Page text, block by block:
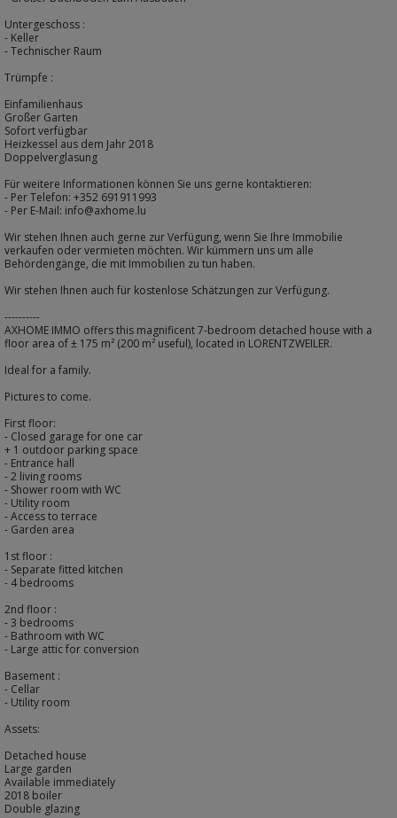
Untergeschoss :
- Keller
- Technischer Raum
Trümpfe :
Einfamilienhaus
Großer Garten
Sofort verfügbar
Heizkessel aus dem Jahr 2018
Doppelverglasung
Für weitere Informationen können Sie uns gerne kontaktieren:
- Per Telefon: +352 691911993
- Per E-Mail: info@axhome.lu
Wir stehen Ihnen auch gerne zur Verfügung, wenn Sie Ihre Immobilie
verkaufen oder vermieten möchten. Wir kümmern uns um alle
Behördengänge, die mit Immobilien zu tun haben.
Wir stehen Ihnen auch für kostenlose Schätzungen zur Verfügung.
----------
AXHOME IMMO offers this magnificent 7-bedroom detached house with a
floor area of ± 175 m² (200 m² useful), located in LORENTZWEILER.
Ideal for a family.
Pictures to come.
First floor:
- Closed garage for one car
+ 1 outdoor parking space
- Entrance hall
- 2 living rooms
- Shower room with WC
- Utility room
- Access to terrace
- Garden area
1st floor :
- Separate fitted kitchen
- 4 bedrooms
2nd floor :
- 3 bedrooms
- Bathroom with WC
- Large attic for conversion
Basement :
- Cellar
- Utility room
Assets:
Detached house
Large garden
Available immediately
2018 boiler
Double glazing